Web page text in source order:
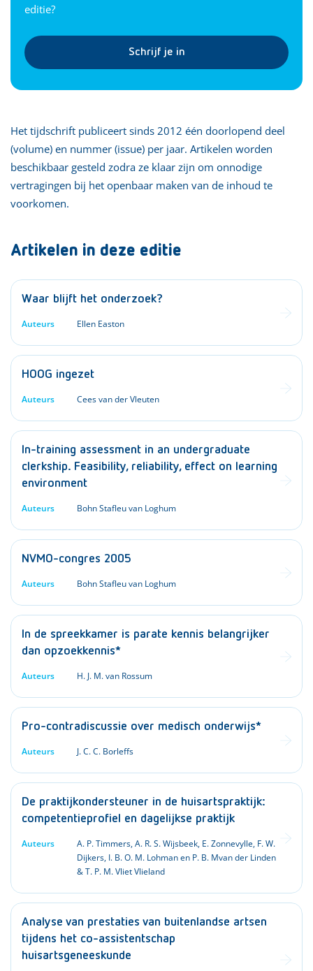
editie?
Schrijf je in
Het tijdschrift publiceert sinds 2012 één doorlopend deel
(volume) en nummer (issue) per jaar. Artikelen worden
beschikbaar gesteld zodra ze klaar zijn om onnodige
vertragingen bij het openbaar maken van de inhoud te
voorkomen.
Artikelen in deze editie
Waar blijft het onderzoek?
Auteurs Ellen Easton
HOOG ingezet
Auteurs Cees van der Vleuten
In-training assessment in an undergraduate
clerkship. Feasibility, reliability, effect on learning
environment
Auteurs Bohn Stafleu van Loghum
NVMO-congres 2005
Auteurs Bohn Stafleu van Loghum
In de spreekkamer is parate kennis belangrijker
dan opzoekkennis*
Auteurs H. J. M. van Rossum
Pro-contradiscussie over medisch onderwijs*
Auteurs J. C. C. Borleffs
De praktijkondersteuner in de huisartspraktijk:
competentieprofiel en dagelijkse praktijk
Auteurs
A. P. Timmers, A. R. S. Wijsbeek, E. Zonnevylle, F. W.
Dijkers, I. B. O. M. Lohman en P. B. Mvan der Linden
& T. P. M. Vliet Vlieland
Analyse van prestaties van buitenlandse artsen
tijdens het co-assistentschap
huisartsgeneeskunde